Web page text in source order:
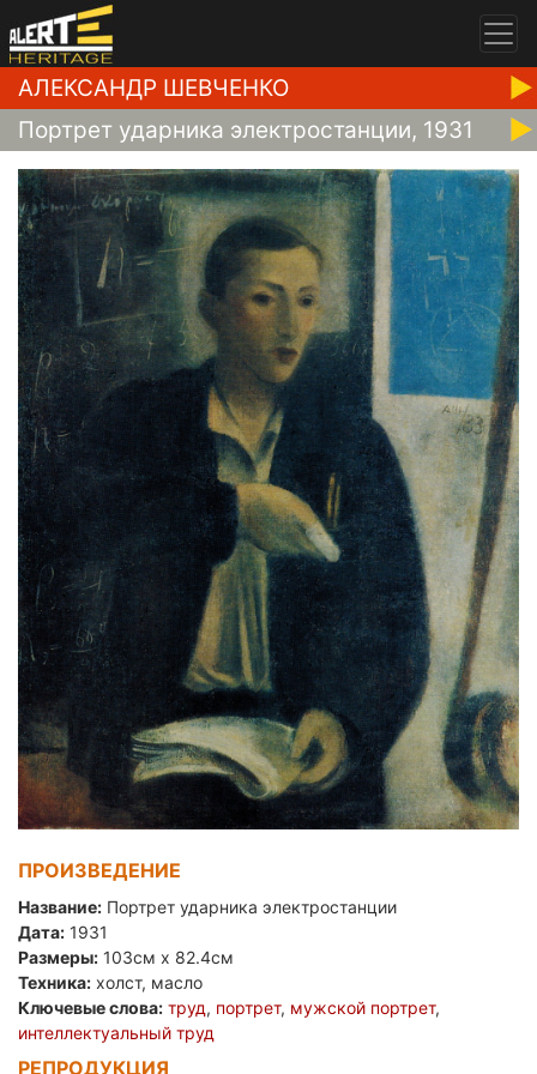
АЛЕКСАНДР ШЕВЧЕНКО
Портрет ударника электростанции, 1931
ПРОИЗВЕДЕНИЕ
Название: Портрет ударника электростанции
Дата: 1931
Размеры: 103см x 82.4см
Техника: холст, масло
Ключевые слова: труд, портрет, мужской портрет,
интеллектуальный труд
РЕПРОДУКЦИЯ